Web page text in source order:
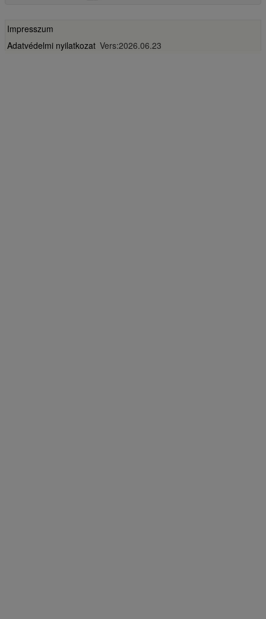
Impresszum
Adatvédelmi nyilatkozat Vers:2026.06.23